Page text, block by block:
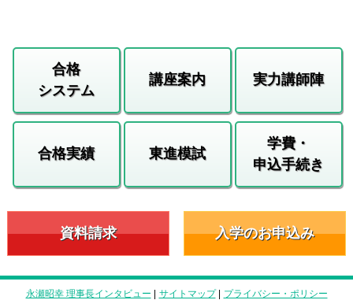
合格
システム
講座案内 実力講師陣
合格実績 東進模試
学費・
申込手続き
資料請求 入学のお申込み
永瀬昭幸 理事長インタビュー | サイトマップ| プライバシー・ポリシー